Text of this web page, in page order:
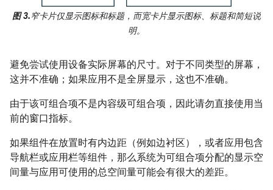
图 3.窄卡片仅显示图标和标题，而宽卡片显示图标、标题和简短说
明。
避免尝试使用设备实际屏幕的尺寸。对于不同类型的屏幕，
这并不准确；如果应用不是全屏显示，这也不准确。
由于该可组合项不是内容级可组合项，因此请勿直接使用当
前的窗口指标。
如果组件在放置时有内边距（例如边衬区），或者应用包含
导航栏或应用栏等组件，那么系统为可组合项分配的显示空
间量与应用可使用的总空间量可能会有很大的差距。